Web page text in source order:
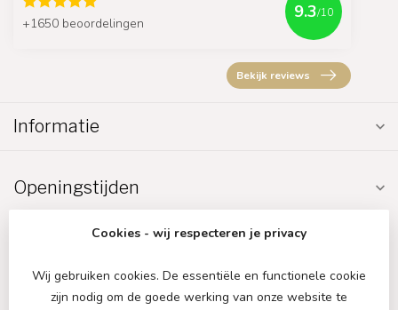
+1650 beoordelingen
9.3/10
Bekijk reviews
Informatie
Openingstijden
Cookies - wij respecteren je privacy
Wij gebruiken cookies. De essentiële en functionele cookie
zijn nodig om de goede werking van onze website te